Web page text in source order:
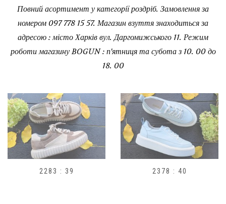
Повний асортимент у категорії роздріб. Замовлення за
номером 097 778 15 57. Магазин взуття знаходиться за
адресою : місто Харків вул. Даргомижського 11. Режим
роботи магазину BOGUN : п'ятниця та субота з 10. 00 до
18. 00
2378 : 40 H1